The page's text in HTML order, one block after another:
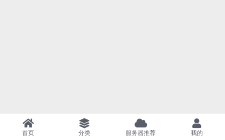
首页 分类 服务器推荐 我的